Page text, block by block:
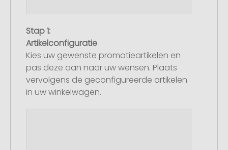
Stap 1:
Artikelconfiguratie
Kies uw gewenste promotieartikelen en
pas deze aan naar uw wensen. Plaats
vervolgens de geconfigureerde artikelen
in uw winkelwagen.